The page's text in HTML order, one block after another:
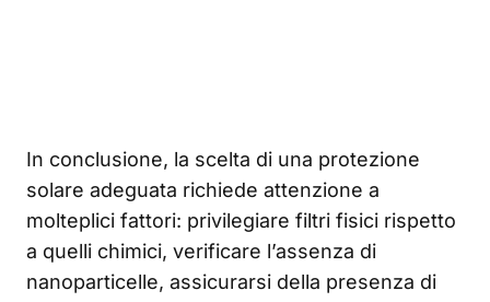
In conclusione, la scelta di una protezione
solare adeguata richiede attenzione a
molteplici fattori: privilegiare filtri fisici rispetto
a quelli chimici, verificare l’assenza di
nanoparticelle, assicurarsi della presenza di